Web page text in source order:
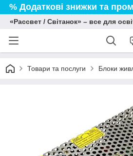
% Додаткові знижки та
«Рассвет / Світанок» – все для
Товари та послуги Блоки